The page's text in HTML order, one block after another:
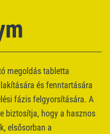
megoldás tabletta
és fenntartására
fázis felgyorsítására. A
biztosítja, hogy a hasznos
elsősorban a